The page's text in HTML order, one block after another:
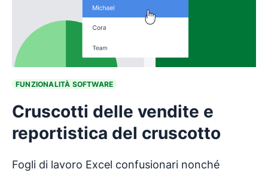
FUNZIONALITÀ SOFTWARE
Cruscotti delle vendite e
reportistica del cruscotto
Fogli di lavoro Excel confusionari nonché